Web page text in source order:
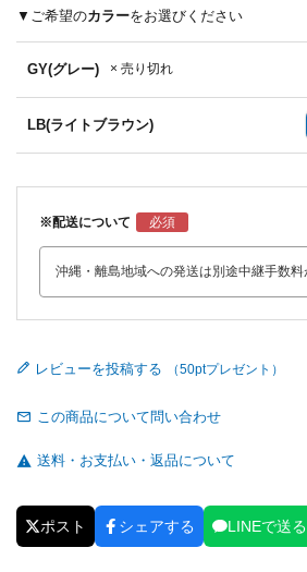
カラー
GY(グレー) × 売り切れ
LB(ライトブラウン)
※配送について
レビューを投稿する
この商品について問い合わせ
送料・お支払い・返品について
ポスト シェアする LINEで送る